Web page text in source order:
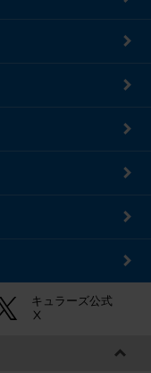
キュラーズ公式
Ⅹ